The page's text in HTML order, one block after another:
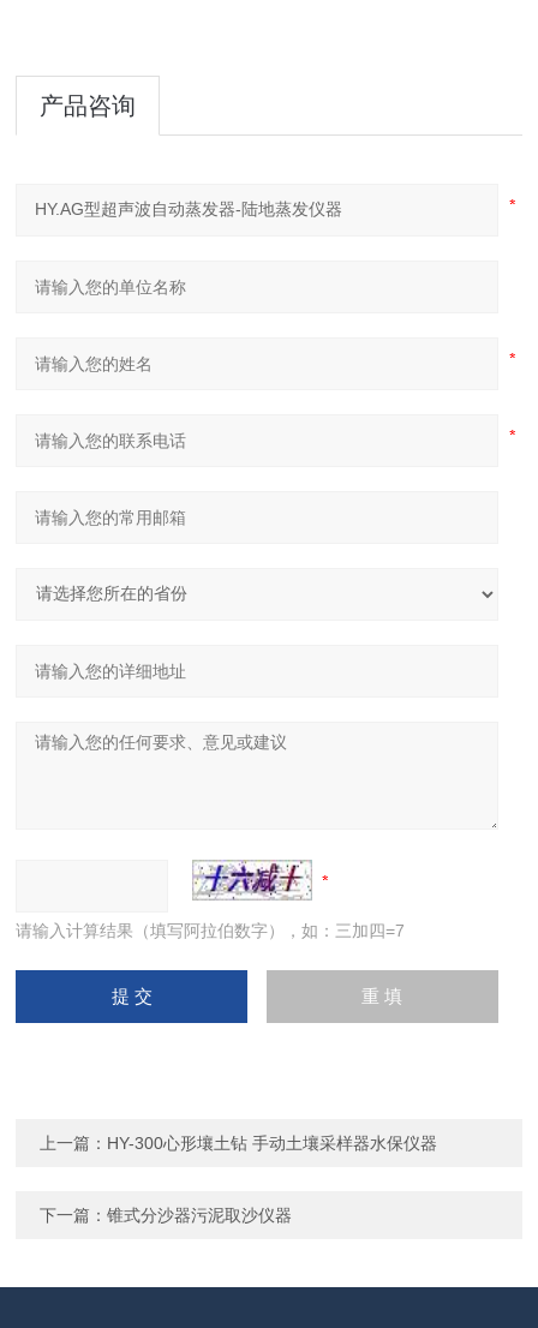
产品咨询
请输入计算结果（填写阿拉伯数字），如：三加四=7
上一篇： HY-300心形壤土钻 手动土壤采样器水保仪器
下一篇：锥式分沙器污泥取沙仪器